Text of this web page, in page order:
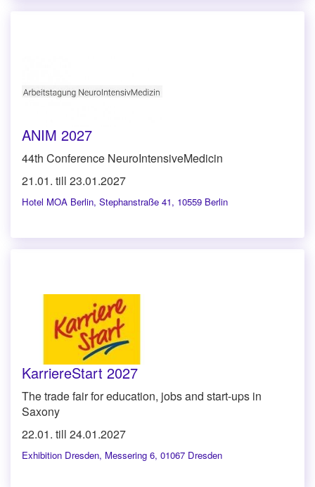
ANIM 2027
44th Conference NeuroIntensiveMedicin
21.01. till 23.01.2027
Hotel MOA Berlin, Stephanstraße 41, 10559 Berlin
KarriereStart 2027
The trade fair for education, jobs and start-ups in
Saxony
22.01. till 24.01.2027
Exhibition Dresden, Messering 6, 01067 Dresden